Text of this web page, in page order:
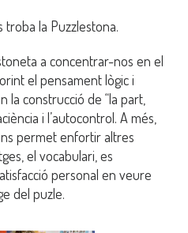
troba la Puzzlestona.
a concentrar-nos en el
el pensament lògic i
la construcció de “la part,
i l’autocontrol. A més,
permet enfortir altres
el vocabulari, es
personal en veure
del puzle.